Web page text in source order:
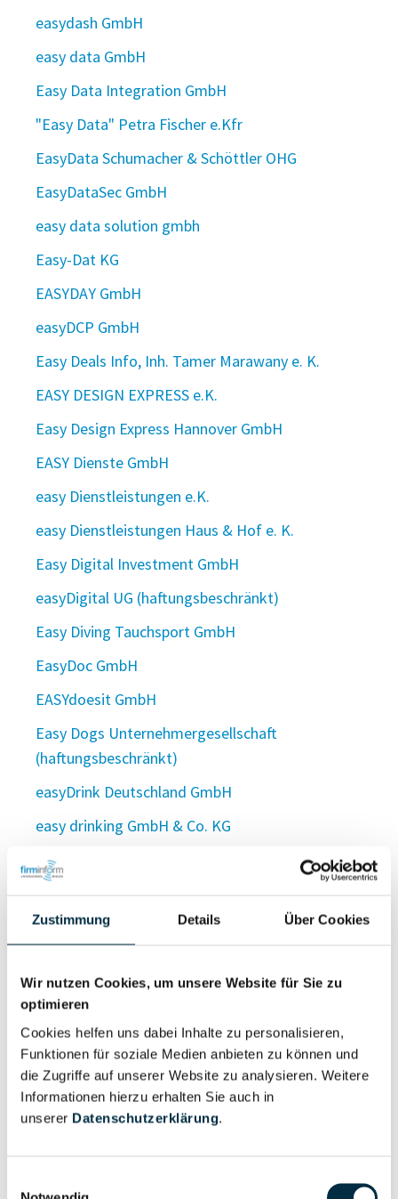
Zustimmung Details Über Cookies
Wir nutzen Cookies, um unsere Website für Sie zu
optimieren
Cookies helfen uns dabei Inhalte zu personalisieren,
Funktionen für soziale Medien anbieten zu können und
die Zugriffe auf unserer Website zu analysieren. Weitere
Informationen hierzu erhalten Sie auch in
unserer Datenschutzerklärung.
easydash GmbH
easy data GmbH
Easy Data Integration GmbH
"Easy Data" Petra Fischer e.Kfr
EasyData Schumacher & Schöttler OHG
EasyDataSec GmbH
easy data solution gmbh
Easy-Dat KG
EASYDAY GmbH
easyDCP GmbH
Easy Deals Info, Inh. Tamer Marawany e. K.
EASY DESIGN EXPRESS e.K.
Easy Design Express Hannover GmbH
EASY Dienste GmbH
easy Dienstleistungen e.K.
easy Dienstleistungen Haus & Hof e. K.
Easy Digital Investment GmbH
easyDigital UG (haftungsbeschränkt)
Easy Diving Tauchsport GmbH
EasyDoc GmbH
EASYdoesit GmbH
Easy Dogs Unternehmergesellschaft
(haftungsbeschränkt)
easyDrink Deutschland GmbH
easy drinking GmbH & Co. KG
easy drinking Verwaltungs-GmbH
Easy Drive 24 GmbH
EASYDRIVE24 Verwaltungs-GmbH
EasyDrive Autovermietung GmbH
Easy Drive by Fouad UG (haftungsbeschränkt)
EASYDRIVE COMPANY KG
Easy Drive Fahrschule GmbH